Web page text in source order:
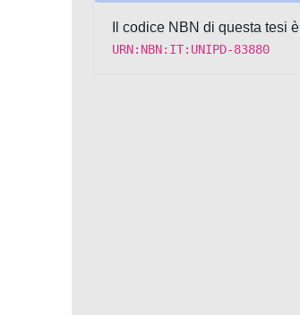
Il codice NBN di questa tesi è
URN:NBN:IT:UNIPD-83880